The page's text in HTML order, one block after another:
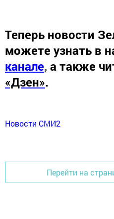
Теперь новости
можете узнать в
канале, а также
«Дзен».
Новости СМИ2
Перейти на